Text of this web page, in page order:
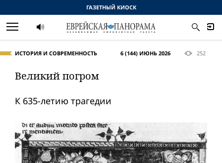
ИСТОРИЯ И СОВРЕМЕННОСТЬ 6 (144) ИЮНЬ 2026 252
Великий погром
К 635-летию трагедии
ГАЗЕТНЫЙ КИОСК